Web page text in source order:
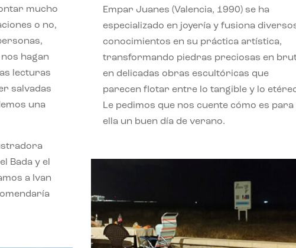
mucho
o no,
hagan
lecturas
salvadas
una
Bada y el
a Ivan
Empar Juanes (Valencia, 1990) se ha
especializado en joyería y fusiona
conocimientos en su práctica artística,
transformando piedras preciosas en
en delicadas obras escultóricas que
parecen flotar entre lo tangible y lo
Le pedimos que nos cuente cómo es para
ella un buen día de verano.